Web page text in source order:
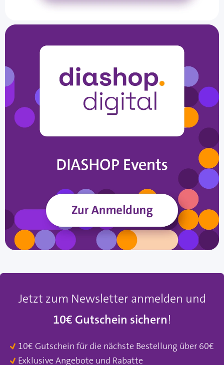
Jetzt zum Newsletter anmelden und
10€ Gutschein sichern!
10€ Gutschein für die nächste Bestellung über 60€
Exklusive Angebote und Rabatte